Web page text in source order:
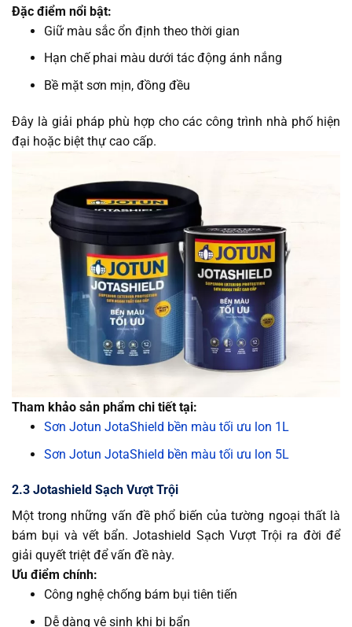
Đặc điểm nổi bật:
Giữ màu sắc ổn định theo thời gian
Hạn chế phai màu dưới tác động ánh nắng
Bề mặt sơn mịn, đồng đều
Đây là giải pháp phù hợp cho các công trình nhà phố hiện
đại hoặc biệt thự cao cấp.
Tham khảo sản phẩm chi tiết tại:
Sơn Jotun JotaShield bền màu tối ưu lon 1L
Sơn Jotun JotaShield bền màu tối ưu lon 5L
2.3 Jotashield Sạch Vượt Trội
Một trong những vấn đề phổ biến của tường ngoại thất là
bám bụi và vết bẩn. Jotashield Sạch Vượt Trội ra đời để
giải quyết triệt để vấn đề này.
Ưu điểm chính:
Công nghệ chống bám bụi tiên tiến
Dễ dàng vệ sinh khi bị bẩn